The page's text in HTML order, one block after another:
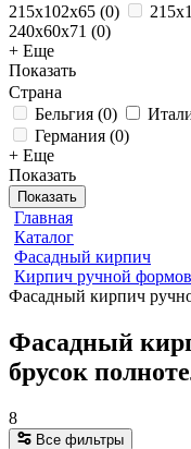
215x102x65 (0)
240x60x71 (0)
+ Еще
Показать
Страна
Бельгия (0)
Германия (0)
+ Еще
Показать
Показать
Главная
Каталог
Фасадный кирпич
Кирпич ручной
Фасадный кирпич
Фасадный
брусок
8
Все фильтры